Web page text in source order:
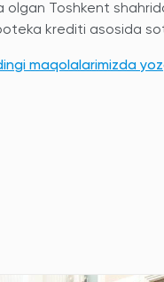
olgan Toshkent
krediti asosida
maqolalarimizda